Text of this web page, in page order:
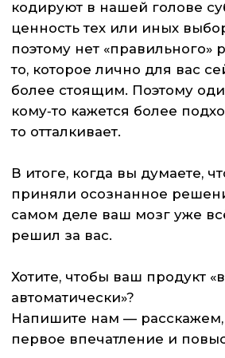
© 2026 Все права
защищены
Политика обработки персональных данных
РЕСПОДЕНТАМ
СТУДЕНТАМ
НАУКА
КОНТАКТЫ
7722681880
ОГРН 1097746146596
Юридический адрес: 123001, г.
Москва, ул. Большая Садовая, д.5
Адрес лаборатории: г. Москва,
Оставьте ваши
контакты и мы
+7 (903) 761-32-33
Telegram
МАХ
+7
своё согласие на обработку
персональных данных в